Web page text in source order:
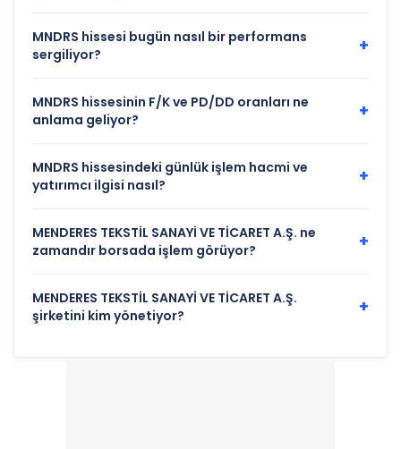
MNDRS hissesi bugün nasıl bir performans
sergiliyor?
+
MNDRS hissesinin F/K ve PD/DD oranları ne
anlama geliyor?
+
MNDRS hissesindeki günlük işlem hacmi ve
yatırımcı ilgisi nasıl?
+
MENDERES TEKSTİL SANAYİ VE TİCARET A.Ş. ne
zamandır borsada işlem görüyor?
+
MENDERES TEKSTİL SANAYİ VE TİCARET A.Ş.
şirketini kim yönetiyor?
+